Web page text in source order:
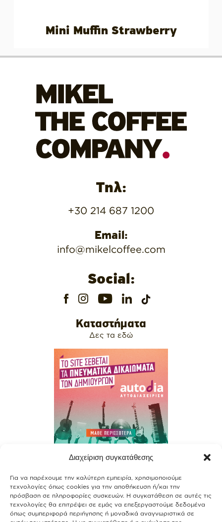
Διαχείριση συγκατάθεσης
Για να παρέχουμε την καλύτερη εμπειρία, χρησιμοποιούμε
τεχνολογίες όπως cookies για την αποθήκευση ή/και την
πρόσβαση σε πληροφορίες συσκευών. Η συγκατάθεση σε αυτές τις
τεχνολογίες θα επιτρέψει σε εμάς να επεξεργαστούμε δεδομένα
όπως συμπεριφορά περιήγησης ή μοναδικά αναγνωριστικά σε
Mini Muffin Strawberry
Τηλ:
+30 214 687 1200
Email:
info@mikelcoffee.com
Social:
Καταστήματα
Δες τα εδώ
Join our team
Terms of use